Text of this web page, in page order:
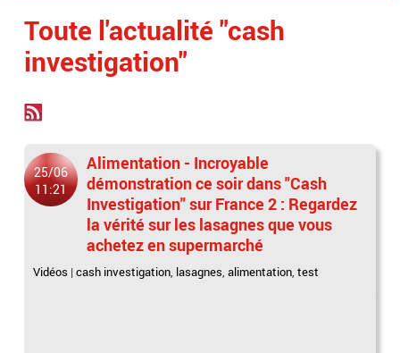
Toute l'actualité "cash
investigation"
25/06
11:21
Alimentation - Incroyable
démonstration ce soir dans "Cash
Investigation" sur France 2 : Regardez
la vérité sur les lasagnes que vous
achetez en supermarché
Vidéos |cash investigation, lasagnes,alimentation,test